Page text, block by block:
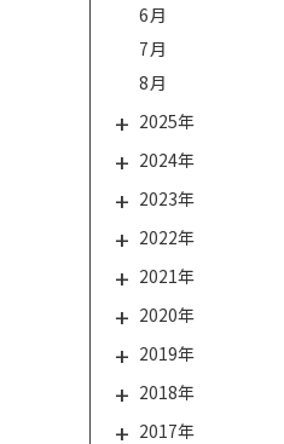
6月
7月
8月
2025年
2024年
2023年
2022年
2021年
2020年
2019年
2018年
2017年